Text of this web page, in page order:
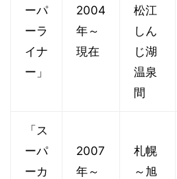
ーパ
ーラ
イナ
ー」
2004
年～
現在
松江
しん
じ湖
温泉
間
「ス
ーパ
ーカ
2007
年～
札幌
～旭